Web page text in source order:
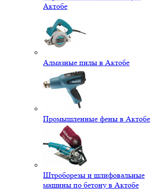
Актобе
Алмазные пилы в Актобе
Промышленные фены в Актобе
Штроборезы и шлифовальные
машины по бетону в Актобе